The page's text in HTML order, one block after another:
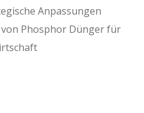
Anpassungen
Phosphor Dünger für